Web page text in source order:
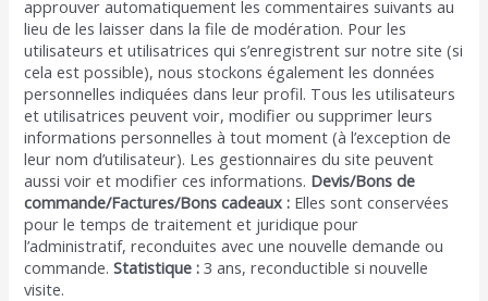
approuver automatiquement les commentaires suivants au
lieu de les laisser dans la file de modération. Pour les
utilisateurs et utilisatrices qui s’enregistrent sur notre site (si
cela est possible), nous stockons également les données
personnelles indiquées dans leur profil. Tous les utilisateurs
et utilisatrices peuvent voir, modifier ou supprimer leurs
informations personnelles à tout moment (à l’exception de
leur nom d’utilisateur). Les gestionnaires du site peuvent
aussi voir et modifier ces informations. Devis/Bons de
commande/Factures/Bons cadeaux : Elles sont conservées
pour le temps de traitement et juridique pour
l’administratif, reconduites avec une nouvelle demande ou
commande.Statistique :3 ans, reconductible si nouvelle
visite.